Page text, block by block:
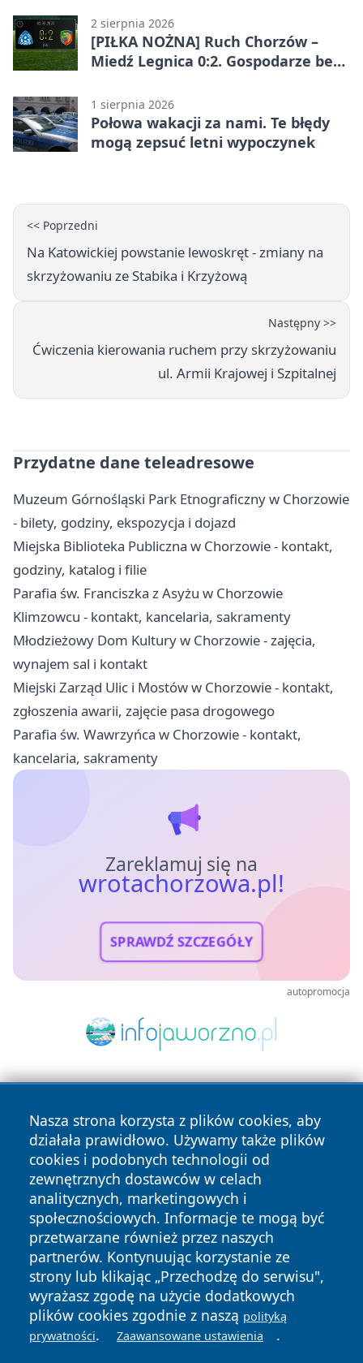
2 sierpnia 2026
[PIŁKA NOŻNA] Ruch Chorzów –
Miedź Legnica 0:2. Gospodarze bez
1 sierpnia 2026
Połowa wakacji za nami. Te błędy
mogą zepsuć letni wypoczynek
<< Poprzedni
Na Katowickiej powstanie lewoskręt - zmiany na
skrzyżowaniu ze Stabika i Krzyżową
Następny >>
Ćwiczenia kierowania ruchem przy skrzyżowaniu
ul. Armii Krajowej i Szpitalnej
Przydatne dane teleadresowe
Muzeum Górnośląski Park Etnograficzny w Chorzowie
- bilety, godziny, ekspozycja i dojazd
Miejska Biblioteka Publiczna w Chorzowie - kontakt,
godziny, katalog i filie
Parafia św. Franciszka z Asyżu w Chorzowie
Klimzowcu - kontakt, kancelaria, sakramenty
Młodzieżowy Dom Kultury w Chorzowie - zajęcia,
wynajem sal i kontakt
Miejski Zarząd Ulic i Mostów w Chorzowie - kontakt,
zgłoszenia awarii, zajęcie pasa drogowego
Parafia św. Wawrzyńca w Chorzowie - kontakt,
kancelaria, sakramenty
Zareklamuj się na
wrotachorzowa.pl!
SPRAWDŹ SZCZEGÓŁY
autopromocja
Nasza strona korzysta z plików cookies, aby
działała prawidłowo. Używamy także plików
cookies i podobnych technologii od
zewnętrznych dostawców w celach
analitycznych, marketingowych i
społecznościowych. Informacje te mogą być
przetwarzane również przez naszych
partnerów. Kontynuując korzystanie ze
strony lub klikając „Przechodzę do serwisu",
wyrażasz zgodę na użycie dodatkowych
plików cookies zgodnie z naszą polityką
prywatności. Zaawansowane ustawienia .
Copyright © 2026 wrotachorzowa.pl Wszystkie prawa
zastrzeżone.
News Autorzy
Polityka
Prywatności
Polityka
Cookies